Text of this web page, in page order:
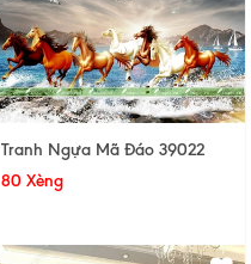
Tranh Ngựa Mã Đáo 39022
80 Xèng